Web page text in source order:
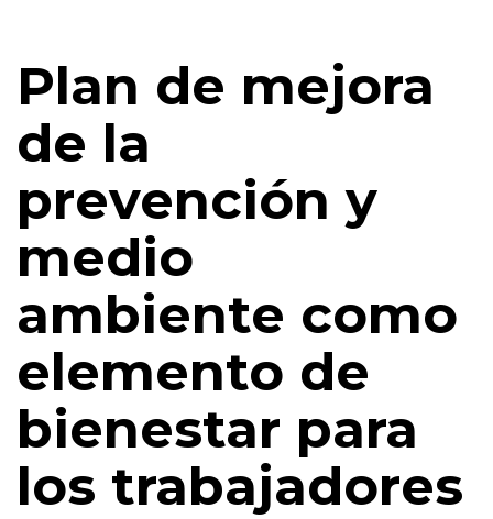
Plan de mejora
de la
prevención y
medio
ambiente como
elemento de
bienestar para
los trabajadores